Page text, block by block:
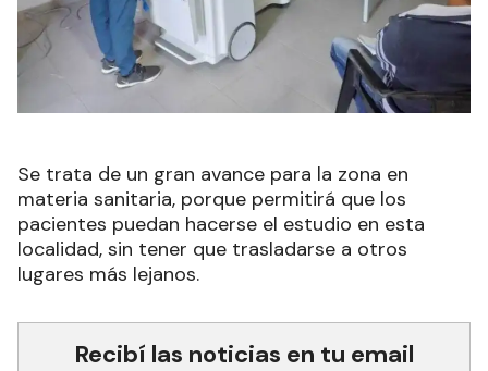
Se trata de un gran avance para la zona en
materia sanitaria, porque permitirá que los
pacientes puedan hacerse el estudio en esta
localidad, sin tener que trasladarse a otros
lugares más lejanos.
Recibí las noticias en tu email